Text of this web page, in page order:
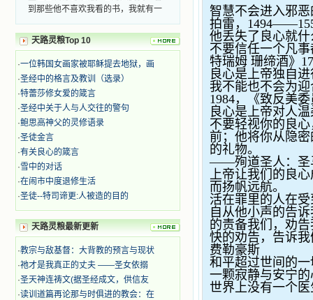
到那些他不喜欢我看的书，我就有一
地防护着我，从那以后我从未读过一
本不良的书籍。 善良的书使人向
我的脑子里。读这些圣书时，我思潮
汹涌起伏，欣喜不能自已。书中谈到
这些圣人们如何在与主的交往中得到
灵命的更新，德行的馨香如何上达天
庭。啊，在这世上曾住过那么多热心
的圣人，为了传播福音，他们告别亲
人，舍下了他们手中的一切，轻快地
踏上了异国他乡，到没有人知道真神
的世界里去。啊，若不是主的引领，
我可能到死还不认识他们呢！ 我
的心灵从主给我的这些圣人的言行中
我面前展开时，我是多么的惊奇、兴
奋啊！当我读到他们为主而受人逼
迫、凌辱，为将福音广传而被人追杀
时，我为他们的在天之灵祈祷，我哭
着，为自已的同胞带给他们的苦难而
哀号。我一遍遍地重读那一行行被我
的斑斑泪痕弄得模糊不清的字句，那
天路灵粮Top 10
·一位韩国女画家被耶稣提去地狱，画
·圣经中的格言及教训（选录）
·特蕾莎修女爱的箴言
·圣经中关于人与人交往的警句
·鲍思高神父的灵修语录
·圣徒金言
·有关良心的箴言
·雪中的对话
·在闹市中度退修生活
·圣徒--特司谛更:人被造的目的
天路灵粮最新更新
·教宗与敌基督：大背教的预言与现状
·祂才是我真正的丈夫 ——圣女依搦
·圣天神连祷文(据圣经成文，供信友
·读训道篇再论那与时俱进的教会：在
智慧不会进入邪
拍雷，
他丢失了良心就
不要信任一个凡
特瑞姆 珊缔酒》 17
良心是上帝独自
我不能也不会为
1984，《致反美
良心是上帝对人
不要轻视你的良
前；他将你从隐
的礼物。
——殉道圣人：
上帝让我们的良
而扬帆远航。
活在罪里的人在
自从他小声的告
的责备我们，劝
快的劝告，告诉
费勒豪斯
和平超过世间的
一颗寂静与安宁的
世界上没有一个